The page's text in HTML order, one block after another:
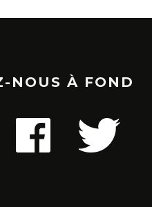
NOUS À FOND